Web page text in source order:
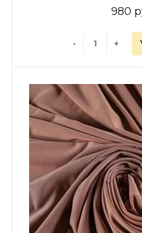
980
- +